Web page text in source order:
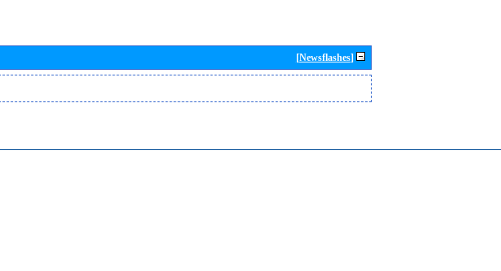
[Newsflashes]